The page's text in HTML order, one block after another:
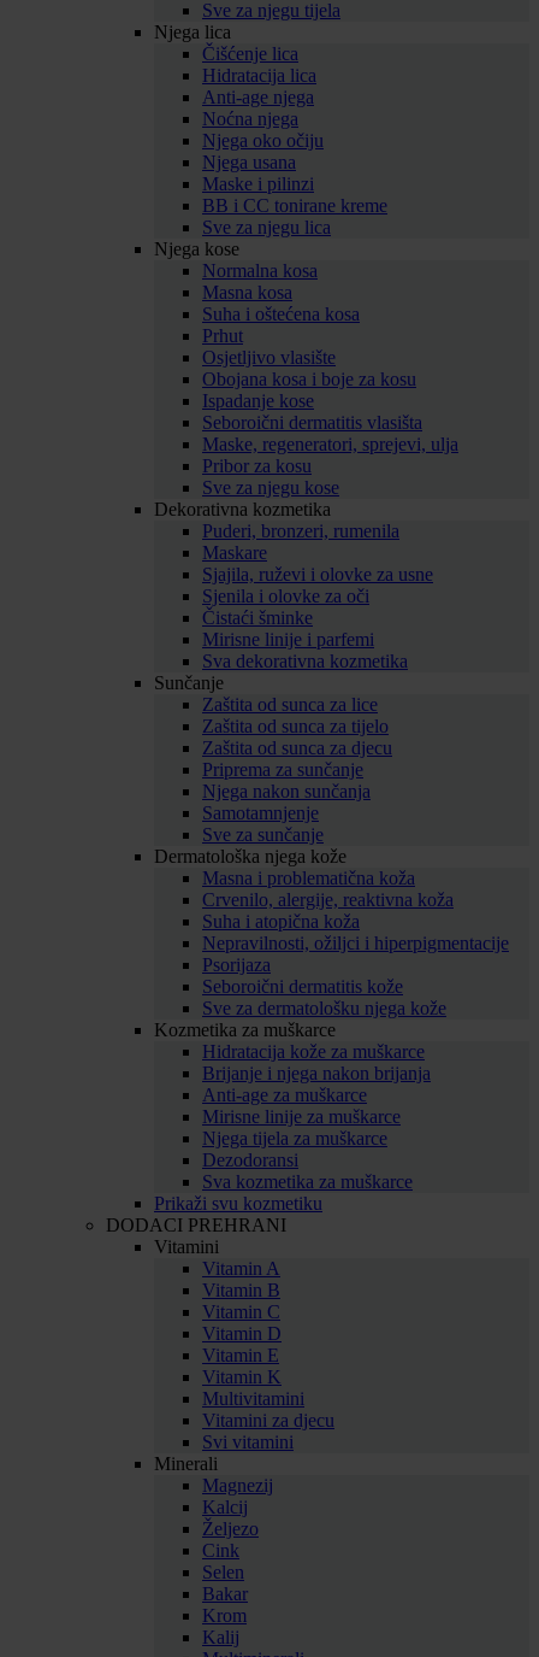
Sve za njegu tijela
Njega lica
Čišćenje lica
Hidratacija lica
Anti-age njega
Noćna njega
Njega oko očiju
Njega usana
Maske i pilinzi
BB i CC tonirane kreme
Sve za njegu lica
Njega kose
Normalna kosa
Masna kosa
Suha i oštećena kosa
Prhut
Osjetljivo vlasište
Obojana kosa i boje za kosu
Ispadanje kose
Seboroični dermatitis vlasišta
Maske, regeneratori, sprejevi, ulja
Pribor za kosu
Sve za njegu kose
Dekorativna kozmetika
Puderi, bronzeri, rumenila
Maskare
Sjajila, ruževi i olovke za usne
Sjenila i olovke za oči
Čistaći šminke
Mirisne linije i parfemi
Sva dekorativna kozmetika
Sunčanje
Zaštita od sunca za lice
Zaštita od sunca za tijelo
Zaštita od sunca za djecu
Priprema za sunčanje
Njega nakon sunčanja
Samotamnjenje
Sve za sunčanje
Dermatološka njega kože
Masna i problematična koža
Crvenilo, alergije, reaktivna koža
Suha i atopična koža
Nepravilnosti, ožiljci i hiperpigmentacije
Psorijaza
Seboroični dermatitis kože
Sve za dermatološku njega kože
Kozmetika za muškarce
Hidratacija kože za muškarce
Brijanje i njega nakon brijanja
Anti-age za muškarce
Mirisne linije za muškarce
Njega tijela za muškarce
Dezodoransi
Sva kozmetika za muškarce
Prikaži svu kozmetiku
DODACI PREHRANI
Vitamini
Vitamin A
Vitamin B
Vitamin C
Vitamin D
Vitamin E
Vitamin K
Multivitamini
Vitamini za djecu
Svi vitamini
Minerali
Magnezij
Kalcij
Željezo
Cink
Selen
Bakar
Krom
Kalij